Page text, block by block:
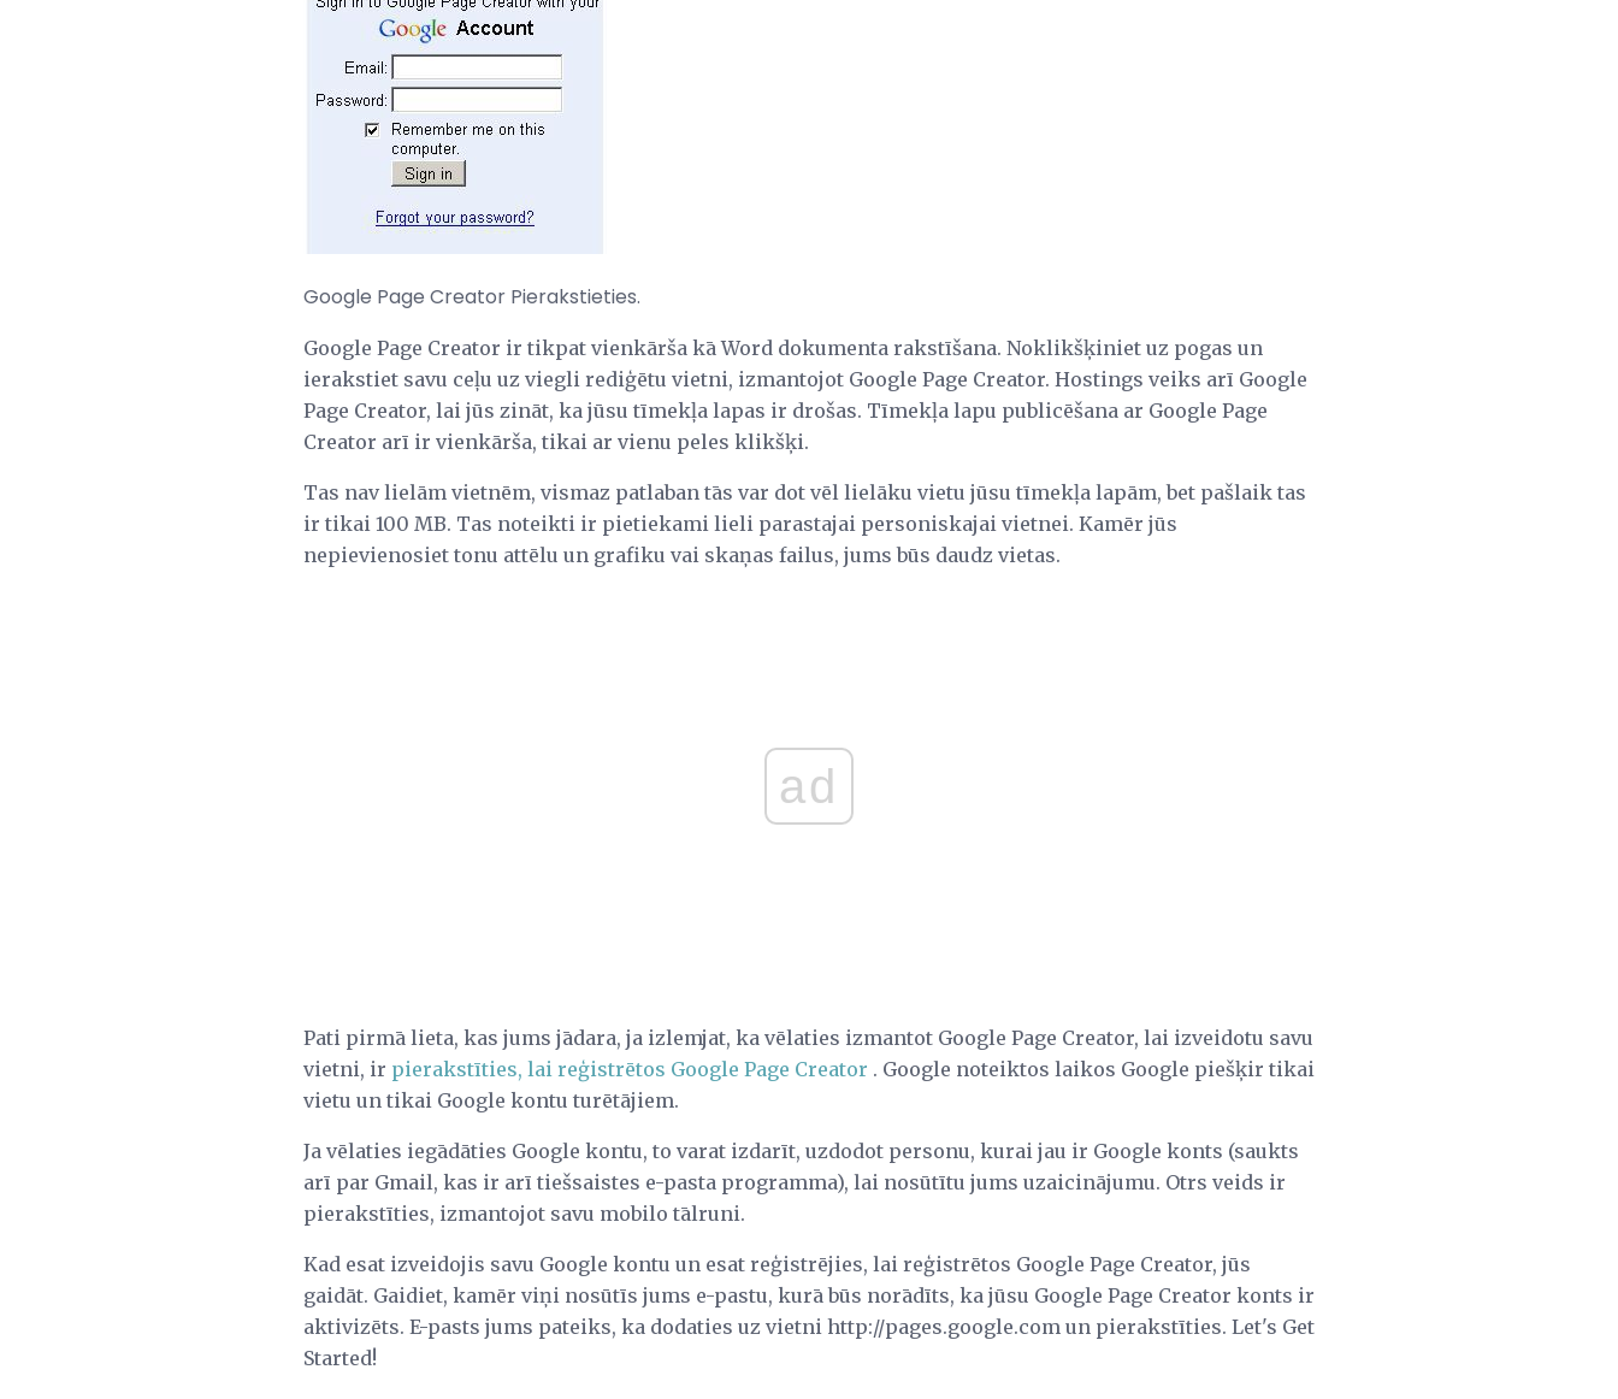
Google Page Creator Pierakstieties.
Google Page Creator ir tikpat vienkārša kā Word dokumenta rakstīšana. Noklikšķiniet uz pogas un
ierakstiet savu ceļu uz viegli rediģētu vietni, izmantojot Google Page Creator. Hostings veiks arī Google
Page Creator, lai jūs zināt, ka jūsu tīmekļa lapas ir drošas. Tīmekļa lapu publicēšana ar Google Page
Creator arī ir vienkārša, tikai ar vienu peles klikšķi.
Tas nav lielām vietnēm, vismaz patlaban tās var dot vēl lielāku vietu jūsu tīmekļa lapām, bet pašlaik tas
ir tikai 100 MB. Tas noteikti ir pietiekami lieli parastajai personiskajai vietnei. Kamēr jūs
nepievienosiet tonu attēlu un grafiku vai skaņas failus, jums būs daudz vietas.
ad
Pati pirmā lieta, kas jums jādara, ja izlemjat, ka vēlaties izmantot Google Page Creator, lai izveidotu savu
vietni, ir pierakstīties, lai reģistrētos Google Page Creator . Google noteiktos laikos Google piešķir tikai
vietu un tikai Google kontu turētājiem.
Ja vēlaties iegādāties Google kontu, to varat izdarīt, uzdodot personu, kurai jau ir Google konts (saukts
arī par Gmail, kas ir arī tiešsaistes e-pasta programma), lai nosūtītu jums uzaicinājumu. Otrs veids ir
pierakstīties, izmantojot savu mobilo tālruni.
Kad esat izveidojis savu Google kontu un esat reģistrējies, lai reģistrētos Google Page Creator, jūs
gaidāt. Gaidiet, kamēr viņi nosūtīs jums e-pastu, kurā būs norādīts, ka jūsu Google Page Creator konts ir
aktivizēts. E-pasts jums pateiks, ka dodaties uz vietni http://pages.google.com un pierakstīties. Let's Get
Started!